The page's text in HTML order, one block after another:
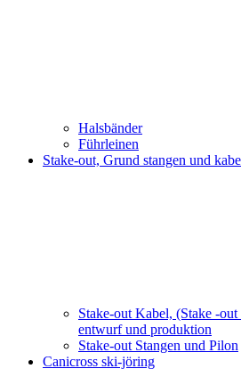
Halsbänder
Führleinen
Stake-out, Grund stangen und
Stake-out Kabel, (Stake -
entwurf und produktion
Stake-out Stangen und Pilon
Canicross ski-jöring